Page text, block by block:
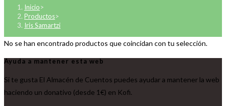
Inicio>
Productos>
Iris Samartzi
No se han encontrado productos que coincidan con tu selección.
Ayuda a mantener esta web
Si te gusta El Almacén de Cuentos puedes ayudar a mantener la web
haciendo un donativo (desde 1€) en Kofi.